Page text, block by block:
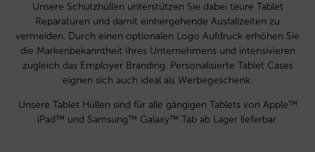
Unsere Schutzhüllen unterstützen Sie dabei teure Tablet
Reparaturen und damit einhergehende Ausfallzeiten zu
vermeiden. Durch einen optionalen Logo Aufdruck erhöhen Sie
die Markenbekanntheit Ihres Unternehmens und intensivieren
zugleich das Employer Branding. Personalisierte Tablet Cases
eignen sich auch ideal als Werbegeschenk.
Unsere Tablet Hüllen sind für alle gängigen Tablets von Apple™
iPad™ und Samsung™ Galaxy™ Tab ab Lager lieferbar.